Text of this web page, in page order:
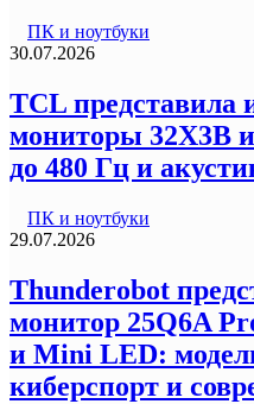
ПК и ноутбуки
30.07.2026
TCL представила
мониторы 32X3B
до 480 Гц и
ПК и ноутбуки
29.07.2026
Thunderobot
монитор 25Q6A
и Mini LED:
киберспорт и